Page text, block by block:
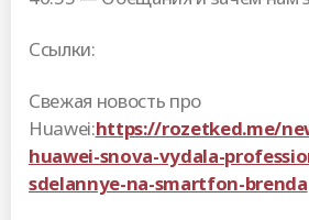
Ссылки:
Свежая новость про
Huawei:https://rozetked.me/
huawei-snova-vydala-
sdelannye-na-smartfon-brenda